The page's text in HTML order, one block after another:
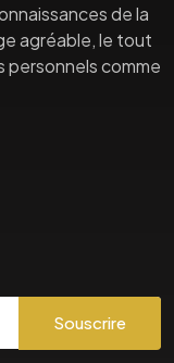
de la
agréable, le tout
personnels comme
Souscrire